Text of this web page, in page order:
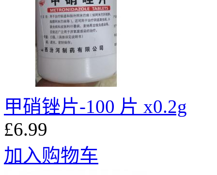
甲硝锉片-100 片 x0.2g
£6.99
加入购物车